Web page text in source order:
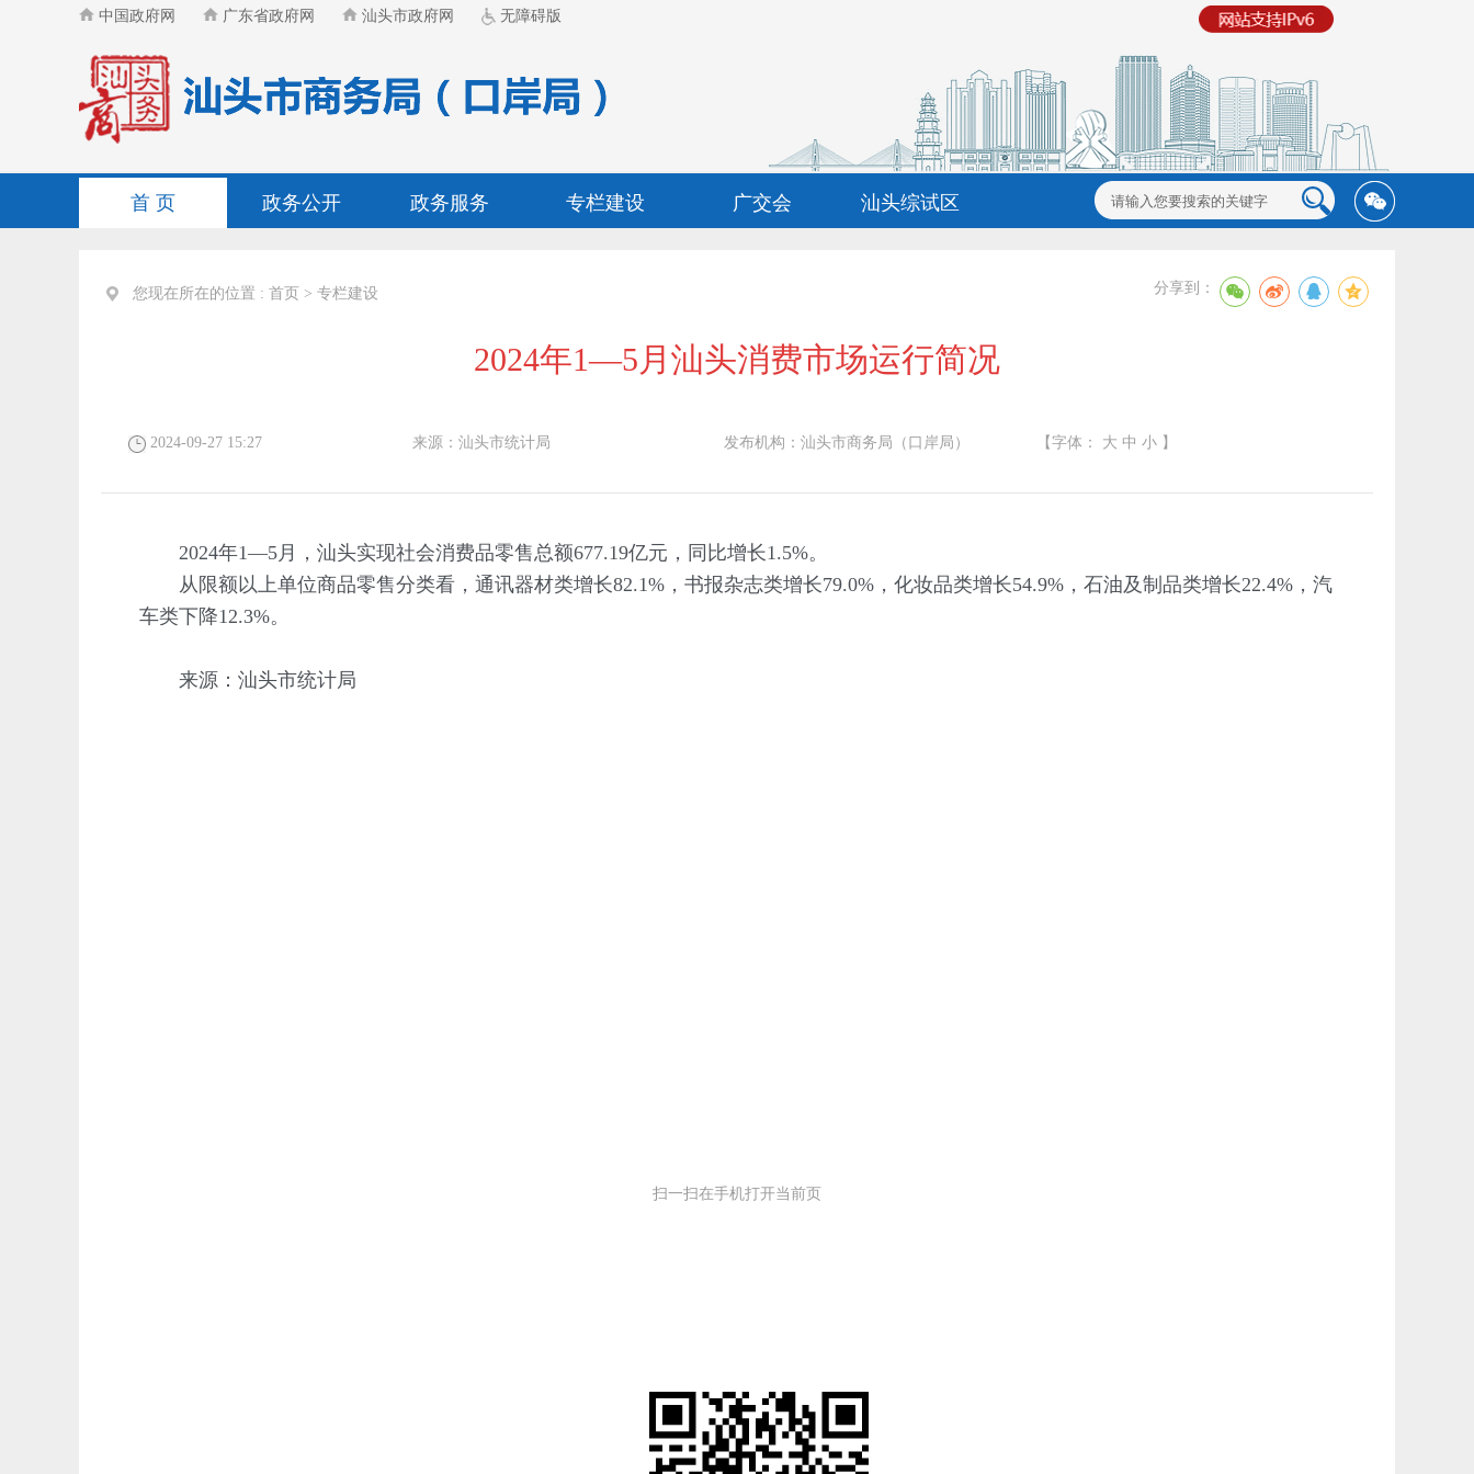
中国政府网 广东省政府网 汕头市政府网 无障碍版
首 页 政务公开 政务服务 专栏建设 广交会 汕头综试区
您现在所在的位置 : 首页 > 专栏建设 分享到：
2024年1—5月汕头消费市场运行简况
2024-09-27 15:27 来源：汕头市统计局 发布机构：汕头市商务局（口岸局） 【字体： 大 中 小 】
2024年1—5月，汕头实现社会消费品零售总额677.19亿元，同比增长1.5%。
从限额以上单位商品零售分类看，通讯器材类增长82.1%，书报杂志类增长79.0%，化妆品类增长54.9%，石油及制品类增长22.4%，汽
车类下降12.3%。
来源：汕头市统计局
扫一扫在手机打开当前页